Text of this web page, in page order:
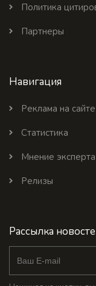
Политика
Партнеры
Навигация
Реклама на сайте
Статистика
Мнение эксперта
Релизы
Рассылка